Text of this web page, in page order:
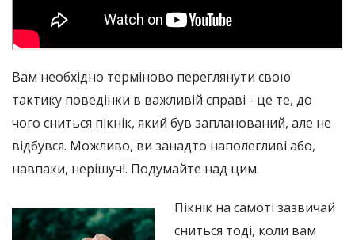
Вам необхідно терміново переглянути свою
тактику поведінки в важливій справі - це те, до
чого сниться пікнік, який був запланований, але не
відбувся. Можливо, ви занадто наполегливі або,
навпаки, нерішучі. Подумайте над цим.
Пікнік на самоті зазвичай
сниться тоді, коли вам